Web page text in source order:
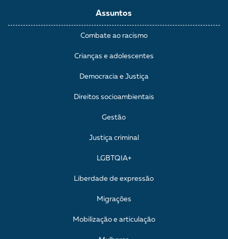
Assuntos
Combate ao racismo
Crianças e adolescentes
Democracia e Justiça
Direitos socioambientais
Gestão
Justiça criminal
LGBTQIA+
Liberdade de expressão
Migrações
Mobilização e articulação